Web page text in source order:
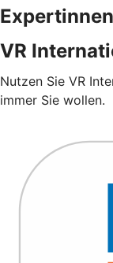
VR
Nutzen Sie VR
immer Sie wollen.